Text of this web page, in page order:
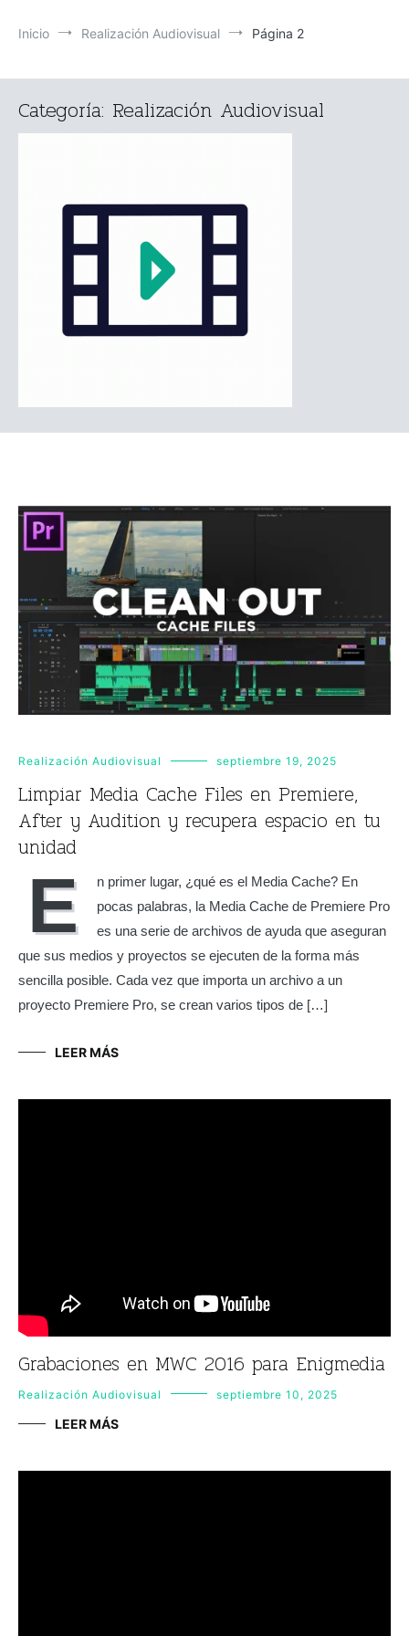
Inicio Realización Audiovisual Página 2
Categoría: Realización Audiovisual
Realización Audiovisual septiembre 19, 2025
Limpiar Media Cache Files en Premiere,
After y Audition y recupera espacio en tu
unidad
E
n primer lugar, ¿qué es el Media Cache? En
pocas palabras, la Media Cache de Premiere Pro
es una serie de archivos de ayuda que aseguran
que sus medios y proyectos se ejecuten de la forma más
sencilla posible. Cada vez que importa un archivo a un
proyecto Premiere Pro, se crean varios tipos de […]
LEER MÁS
Grabaciones en MWC 2016 para Enigmedia
Realización Audiovisual septiembre 10, 2025
LEER MÁS